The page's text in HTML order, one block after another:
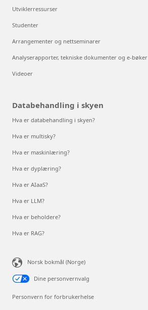
Utviklerressurser
Studenter
Arrangementer og nettseminarer
Analyserapporter, tekniske dokumenter og e-bøker
Videoer
Databehandling i skyen
Hva er databehandling i skyen?
Hva er multisky?
Hva er maskinlæring?
Hva er dyplæring?
Hva er AIaaS?
Hva er LLM?
Hva er beholdere?
Hva er RAG?
Norsk bokmål (Norge)
Dine personvernvalg
Personvern for forbrukerhelse